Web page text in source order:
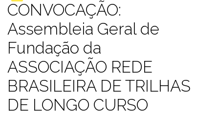
CONVOCAÇÃO:
Assembleia Geral de
Fundação da
ASSOCIAÇÃO REDE
BRASILEIRA DE TRILHAS
DE LONGO CURSO